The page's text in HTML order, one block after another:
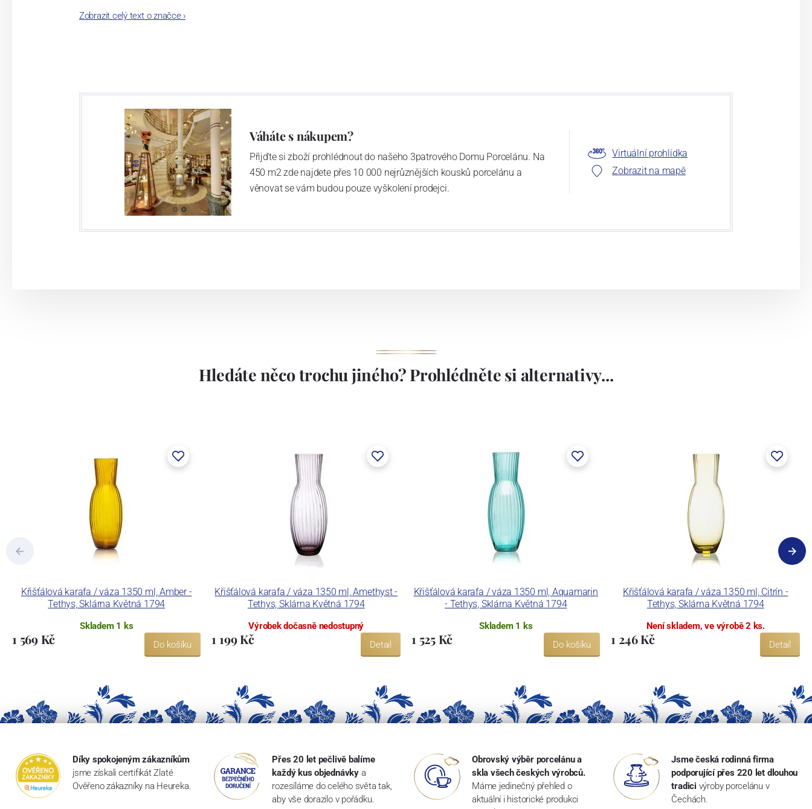
Zobrazit celý text o značce›
Váháte s nákupem?
Přijďte si zboží prohlédnout do našeho 3patrového Domu Porcelánu. Na
450 m2 zde najdete přes 10 000 nejrůznějších kousků porcelánu a
věnovat se vám budou pouze vyškolení prodejci.
Virtuální prohlídka
Zobrazit na mapě
Hledáte něco trochu jiného? Prohlédněte si alternativy...
Křišťálová karafa / váza 1350 ml, Amber -
Tethys, Sklárna Květná 1794
Skladem 1 ks
1 569 Kč Do košíku
Křišťálová karafa / váza 1350 ml, Amethyst -
Tethys, Sklárna Květná 1794
Výrobek dočasně nedostupný
1 199 Kč Detail
Křišťálová karafa / váza 1350 ml, Aquamarin
- Tethys, Sklárna Květná 1794
Skladem 1 ks
1 525 Kč Do košíku
Křišťálová karafa / váza 1350 ml, Citrín -
Tethys, Sklárna Květná 1794
Není skladem, ve výrobě 2 ks.
1 246 Kč Detail
Díky spokojeným zákazníkům
jsme získali certifikát Zlaté
Ověřeno zákazníky na Heureka.
Přes 20 let pečlivě balíme
každý kus objednávky a
rozesíláme do celého světa tak,
aby vše dorazilo v pořádku.
Obrovský výběr porcelánu a
skla všech českých výrobců.
Máme jedinečný přehled o
aktuální i historické produkci
Jsme česká rodinná firma
podporující přes 220 let dlouhou
tradici výroby porcelánu v
Čechách.